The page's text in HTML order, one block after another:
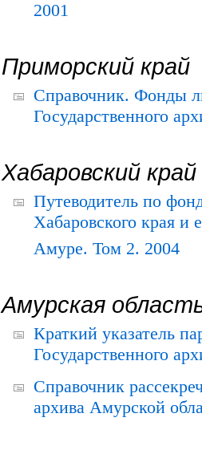
2001
Приморский край
Справочник. Фонды
Государственного
Хабаровский край
Путеводитель по
Хабаровского края и
Амуре. Том 2. 2004
Амурская
Краткий указатель
Государственного
Справочник
архива Амурской